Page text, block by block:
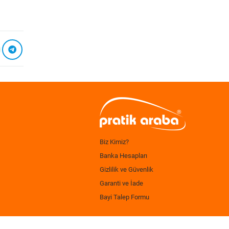
Biz Kimiz?
Banka Hesapları
Gizlilik ve Güvenlik
Garanti ve İade
Bayi Talep Formu